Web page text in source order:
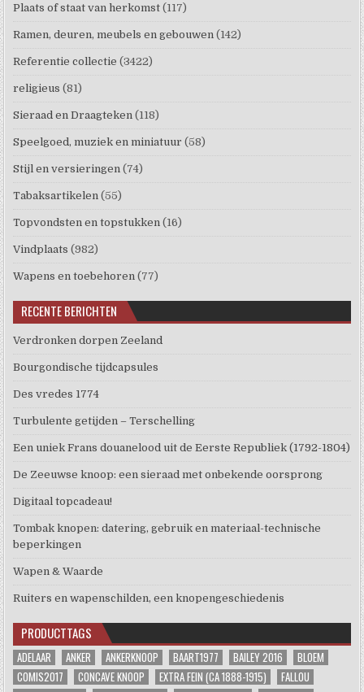
Plaats of staat van herkomst (117)
Ramen, deuren, meubels en gebouwen (142)
Referentie collectie (3422)
religieus (81)
Sieraad en Draagteken (118)
Speelgoed, muziek en miniatuur (58)
Stijl en versieringen (74)
Tabaksartikelen (55)
Topvondsten en topstukken (16)
Vindplaats (982)
Wapens en toebehoren (77)
RECENTE BERICHTEN
Verdronken dorpen Zeeland
Bourgondische tijdcapsules
Des vredes 1774
Turbulente getijden – Terschelling
Een uniek Frans douanelood uit de Eerste Republiek (1792-1804)
De Zeeuwse knoop: een sieraad met onbekende oorsprong
Digitaal topcadeau!
Tombak knopen: datering, gebruik en materiaal-technische
beperkingen
Wapen & Waarde
Ruiters en wapenschilden, een knopengeschiedenis
PRODUCTTAGS
ADELAAR ANKER ANKERKNOOP BAART1977 BAILEY 2016
BLOEM
COMIS2017
CONCAVE KNOOP EXTRA FEIN (CA 1888-1915)
FALLOU